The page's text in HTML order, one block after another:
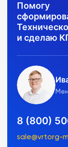
Помогу
и сделаю
8 (800)
sale@vrtorg-